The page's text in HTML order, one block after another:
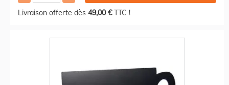
Livraison offerte dès 49,00 €TTC !